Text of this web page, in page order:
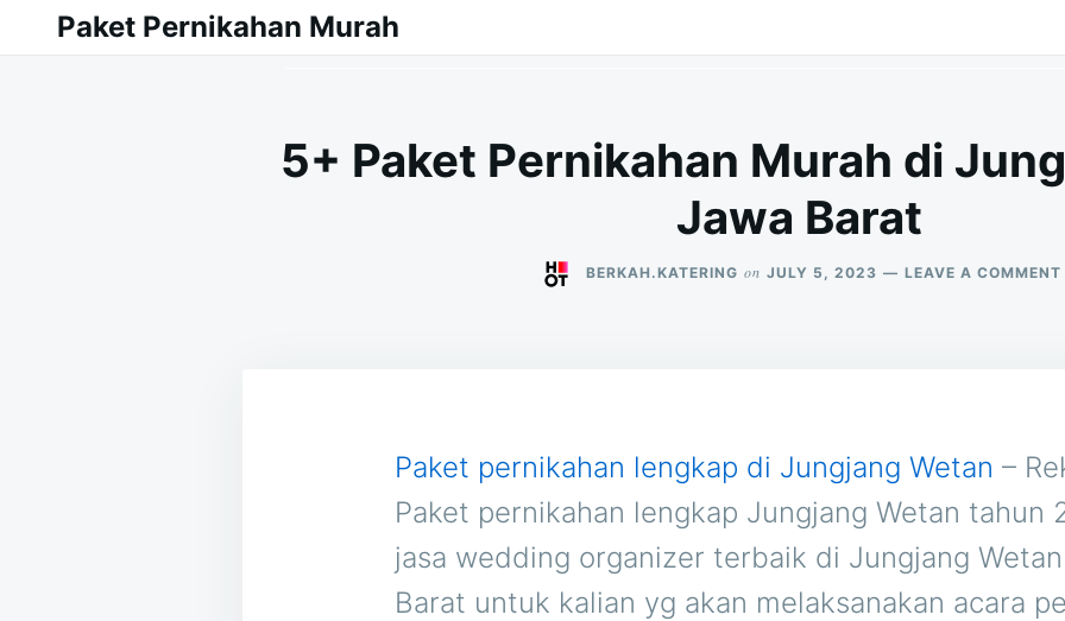
Search
Paket Pernikahan Murah
5+ Paket Pernikahan Murah di
Jawa Barat
BERKAH.KATERING on JULY 5, 2023 LEAVE A COMMENT
Paket pernikahan lengkap di Jungjang Wetan –
Paket pernikahan lengkap Jungjang Wetan tahun
jasa wedding organizer terbaik di Jungjang
Barat untuk kalian yg akan melaksanakan acara